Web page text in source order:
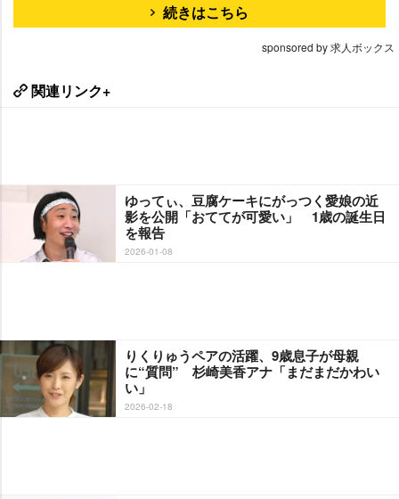
続きはこちら
sponsored by 求人ボックス
関連リンク+
ゆってぃ、豆腐ケーキにがっつく愛娘の近
影を公開「おててが可愛い」 1歳の誕生日
を報告
2026-01-08
りくりゅうペアの活躍、9歳息子が母親
に“質問” 杉崎美香アナ「まだまだかわい
い」
2026-02-18